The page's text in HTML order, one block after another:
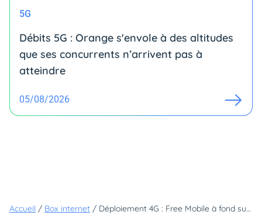
5G
Débits 5G : Orange s'envole à des altitudes
que ses concurrents n’arrivent pas à
atteindre
05/08/2026
Accueil / Box internet / Déploiement 4G : Free Mobile à fond sur le 700 MHz en juin